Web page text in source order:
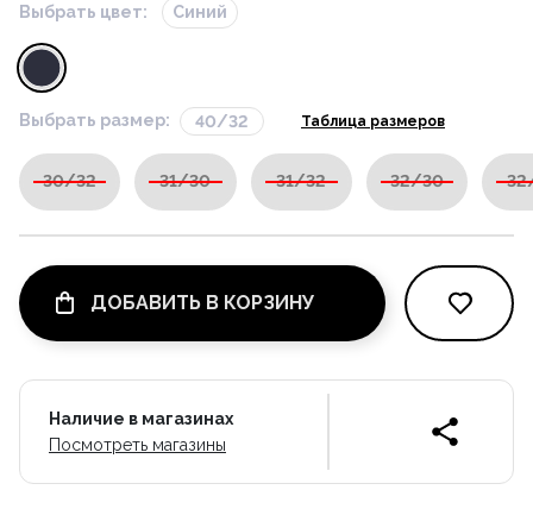
Выбрать цвет: Синий
Выбрать размер: 40/32 Таблица размеров
30/32 31/30 31/32 32/30
ДОБАВИТЬ В КОРЗИНУ
Наличие в магазинах
Посмотреть магазины